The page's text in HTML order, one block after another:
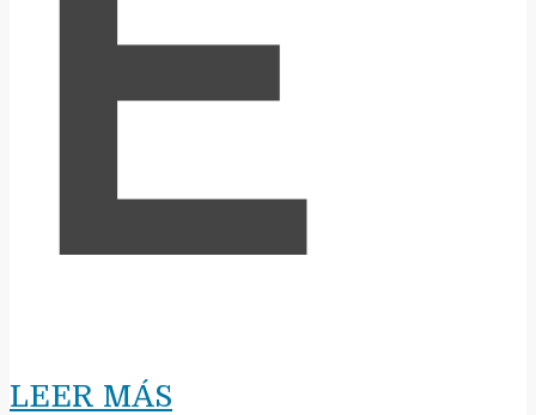
E
LEER MÁS